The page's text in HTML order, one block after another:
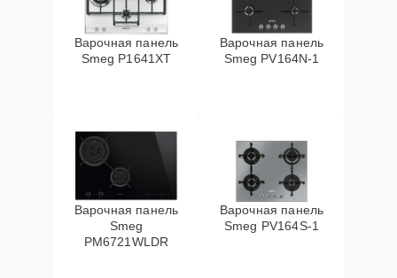
Варочная панель
Smeg P1641XT
Варочная панель
Smeg PV164N-1
Варочная панель
Smeg
PM6721WLDR
Варочная панель
Smeg PV164S-1